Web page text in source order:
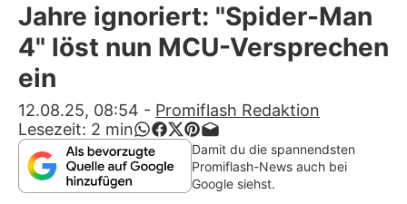
Stars
Filme & Serien
Lifestyle
Familie & Liebe
Promiflash Exklusiv
Jahre ignoriert: "Spider-Man
4" löst nun MCU-Versprechen
ein
12.08.25, 08:54 - Promiflash Redaktion
Lesezeit: 2 min
Damit du die spannendsten
Promiflash-News auch bei
Google siehst.